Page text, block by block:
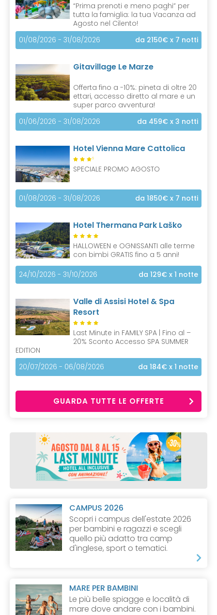
“Prima prenoti e meno paghi” per
tutta la famiglia: la tua Vacanza ad
Agosto nel Cilento!
01/08/2026 - 31/08/2026
da 2150€ x 7 notti
Gitavillage Le Marze
Offerta fino a -10%: pineta di oltre 20
ettari, accesso diretto al mare e un
super parco avventura!
01/06/2026 - 31/08/2026
da 459€ x 3 notti
Hotel Vienna Mare Cattolica
S
SPECIALE PROMO AGOSTO
01/08/2026 - 31/08/2026 da 1850€ x 7 notti
Hotel Thermana Park Laško
HALLOWEEN e OGNISSANTI alle terme
con bimbi GRATIS fino a 5 anni!
24/10/2026 - 31/10/2026 da 129€ x 1 notte
Valle di Assisi Hotel & Spa
Resort
Last Minute in FAMILY SPA | Fino al –
20% Sconto Accesso SPA SUMMER
EDITION
20/07/2026 - 06/08/2026
da 184€ x 1 notte
GUARDA TUTTE LE OFFERTE
CAMPUS 2026
Scopri i campus dell'estate 2026
per bambini e ragazzi e scegli
quello più adatto tra camp
d'inglese, sport o tematici.
MARE PER BAMBINI
Le più belle spiagge e località di
mare dove andare con i bambini.